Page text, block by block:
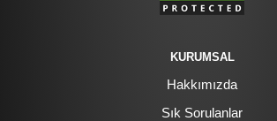
KURUMSAL
Hakkımızda
Sık Sorulanlar